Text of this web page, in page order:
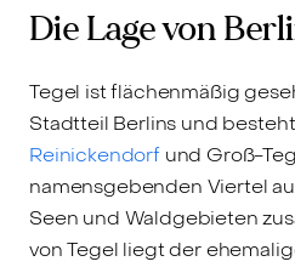
Die Lage von
Tegel ist flächenmäßig
Stadtteil Berlins und
Reinickendorfund Groß-
namensgebenden Viertel
Seen und Waldgebieten
von Tegel liegt der